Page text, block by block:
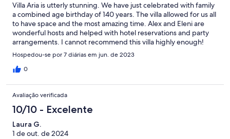
Villa Aria is utterly stunning. We have just celebrated with family
a combined age birthday of 140 years. The villa allowed for us all
to have space and the most amazing time. Alex and Eleni are
wonderful hosts and helped with hotel reservations and party
arrangements. I cannot recommend this villa highly enough!
Hospedou-se por 7 diárias em jun. de 2023
0
Avaliação verificada
10/10 - Excelente
Laura G.
1 de out. de 2024